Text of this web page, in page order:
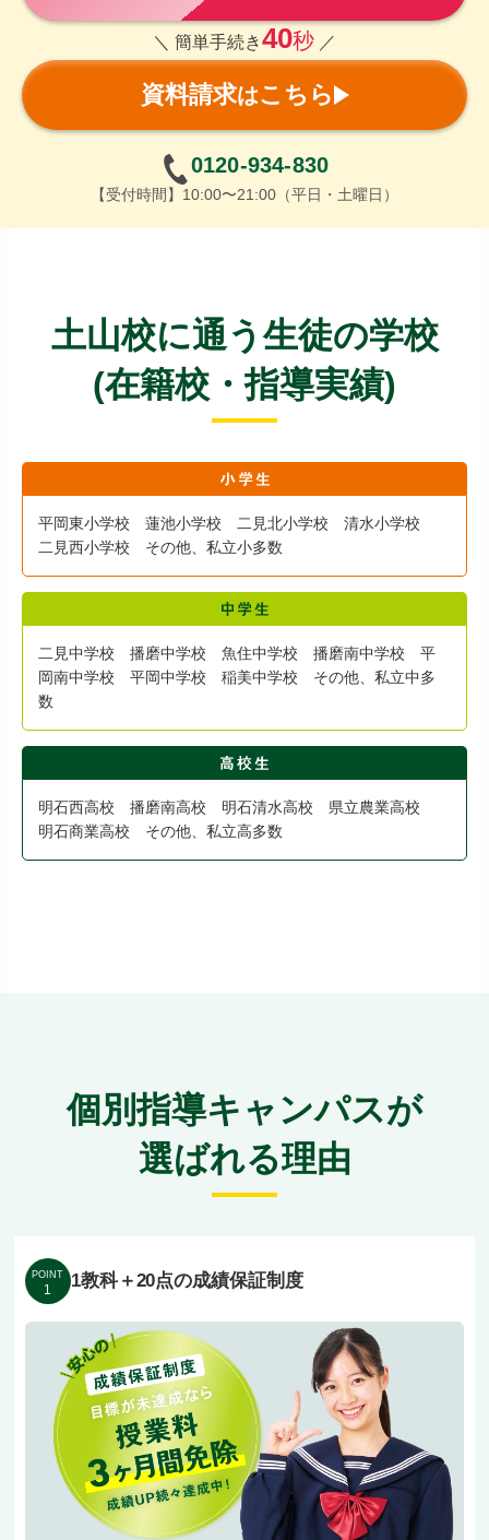
＼ 簡単手続き40秒 ／
資料請求はこちら
0120-934-830
【受付時間】10:00〜21:00（平日・土曜日）
土山校に通う生徒の学校
(在籍校・指導実績)
平岡東小学校 蓮池小学校 二見北小学校 清水小学校
二見西小学校 その他、私立小多数
二見中学校 播磨中学校 魚住中学校 播磨南中学校 平
岡南中学校 平岡中学校 稲美中学校 その他、私立中多
数
明石西高校 播磨南高校 明石清水高校 県立農業高校
明石商業高校 その他、私立高多数
個別指導キャンパスが
選ばれる理由
POINT
1 1教科＋20点の成績保証制度